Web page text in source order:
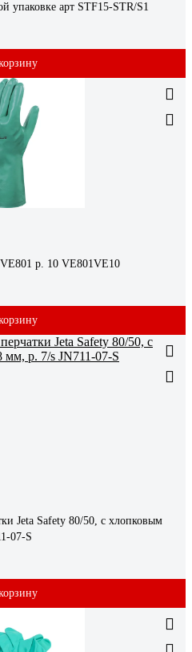
упаковке арт STF15-STR/S1
р. 10 VE801VE10
Jeta Safety 80/50, с хлопковым
07-S